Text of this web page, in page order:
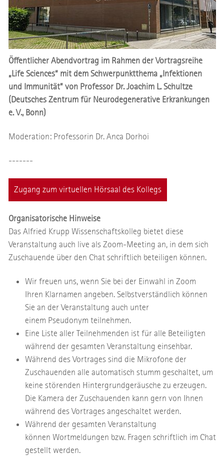
Öffentlicher Abendvortrag im Rahmen der Vortragsreihe
„Life Sciences“ mit dem Schwerpunktthema „Infektionen
und Immunität” von Professor Dr. Joachim L. Schultze
(Deutsches Zentrum für Neurodegenerative Erkrankungen
e. V., Bonn)
Moderation: Professorin Dr. Anca Dorhoi
-------
Zugang zum virtuellen Hörsaal des Kollegs
Organisatorische Hinweise
Das Alfried Krupp Wissenschaftskolleg bietet diese
Veranstaltung auch live als Zoom-Meeting an, in dem sich
Zuschauende über den Chat schriftlich beteiligen können.
Wir freuen uns, wenn Sie bei der Einwahl in Zoom
Ihren Klarnamen angeben. Selbstverständlich können
Sie an der Veranstaltung auch unter
einem Pseudonym teilnehmen.
Eine Liste aller Teilnehmenden ist für alle Beteiligten
während der gesamten Veranstaltung einsehbar.
Während des Vortrages sind die Mikrofone der
Zuschauenden alle automatisch stumm geschaltet, um
keine störenden Hintergrundgeräusche zu erzeugen.
Die Kamera der Zuschauenden kann gern von Ihnen
während des Vortrages angeschaltet werden.
Während der gesamten Veranstaltung
können Wortmeldungen bzw. Fragen schriftlich im Chat
gestellt werden.